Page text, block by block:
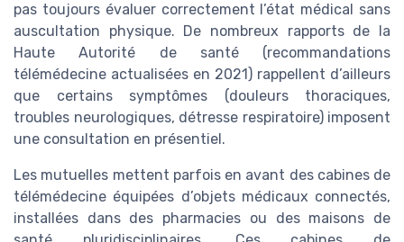
pas toujours évaluer correctement l’état médical sans
auscultation physique. De nombreux rapports de la
Haute Autorité de santé (recommandations
télémédecine actualisées en 2021) rappellent d’ailleurs
que certains symptômes (douleurs thoraciques,
troubles neurologiques, détresse respiratoire) imposent
une consultation en présentiel.
Les mutuelles mettent parfois en avant des cabines de
télémédecine équipées d’objets médicaux connectés,
installées dans des pharmacies ou des maisons de